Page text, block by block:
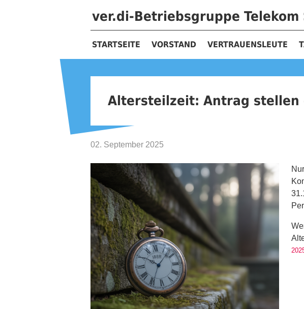
ver.di-Betriebsgruppe Telekom
STARTSEITE VORSTAND VERTRAUENSLEUTE
Altersteilzeit: Antrag stellen
02. September 2025